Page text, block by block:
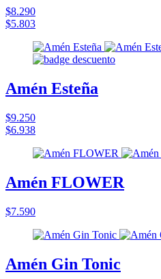
$8.290
$5.803
Amén Esteña
$9.250
$6.938
Amén FLOWER
$7.590
Amén Gin Tonic